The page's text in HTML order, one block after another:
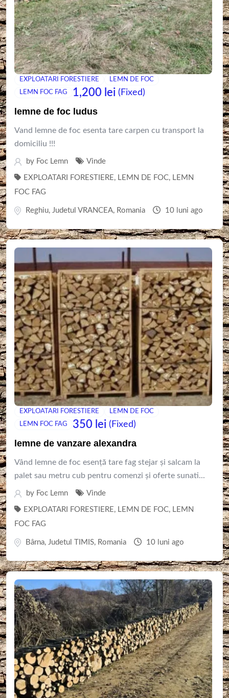
EXPLOATARI FORESTIERE
LEMN DE FOC
LEMN FOC FAG
1,200 lei (Fixed)
lemne de foc ludus
Vand lemne de foc esenta tare carpen cu transport la
domiciliu !!!
by Foc Lemn Vinde
EXPLOATARI FORESTIERE, LEMN DE FOC, LEMN
FOC FAG
Reghiu, Judetul VRANCEA, Romania 10 luni ago
EXPLOATARI FORESTIERE
LEMN DE FOC
LEMN FOC FAG
350 lei (Fixed)
lemne de vanzare alexandra
Vând lemne de foc esență tare fag stejar și salcam la
palet sau metru cub pentru comenzi și oferte sunati...
by Foc Lemn Vinde
EXPLOATARI FORESTIERE , LEMN DE FOC, LEMN
FOC FAG
Bârna, Judetul TIMIS, Romania 10 luni ago